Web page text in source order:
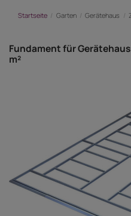
Startseite Garten Gerätehaus
Fundament für
m²